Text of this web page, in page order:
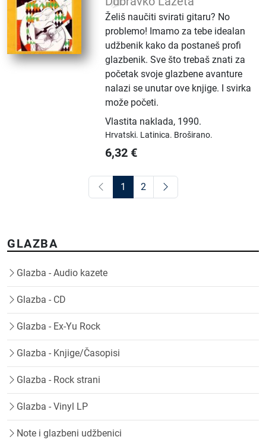
Želiš naučiti svirati gitaru? No
problemo! Imamo za tebe idealan
udžbenik kako da postaneš profi
glazbenik. Sve što trebaš znati za
početak svoje glazbene avanture
nalazi se unutar ove knjige. I svirka
može početi.
Vlastita naklada, 1990.
Hrvatski. Latinica. Broširano.
6,32 €
1 2
GLAZBA
Glazba - Audio kazete
Glazba - CD
Glazba - Ex-Yu Rock
Glazba - Knjige/Časopisi
Glazba - Rock strani
Glazba - Vinyl LP
Note i glazbeni udžbenici